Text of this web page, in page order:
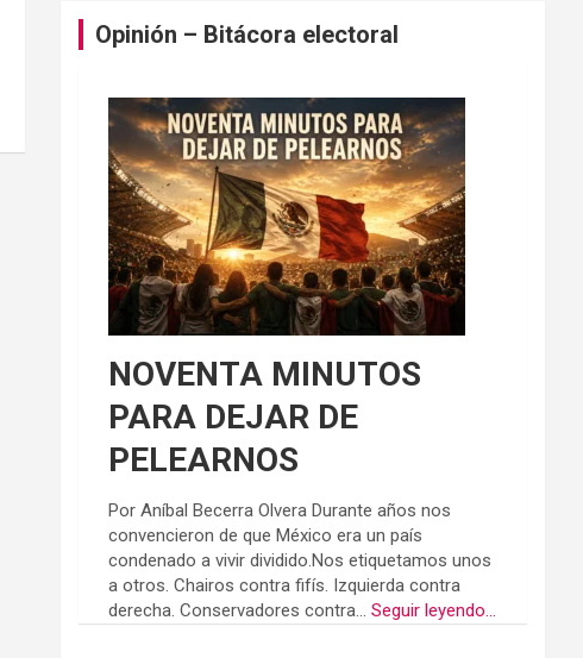
Opinión – Bitácora electoral
NOVENTA MINUTOS
PARA DEJAR DE
PELEARNOS
Por Aníbal Becerra Olvera Durante años nos
convencieron de que México era un país
condenado a vivir dividido.Nos etiquetamos unos
a otros. Chairos contra fifís. Izquierda contra
derecha. Conservadores contra...Seguir leyendo...